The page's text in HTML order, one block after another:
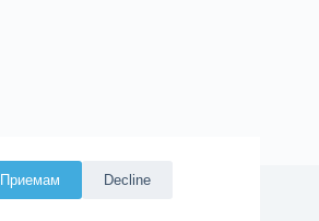
Приемам Decline